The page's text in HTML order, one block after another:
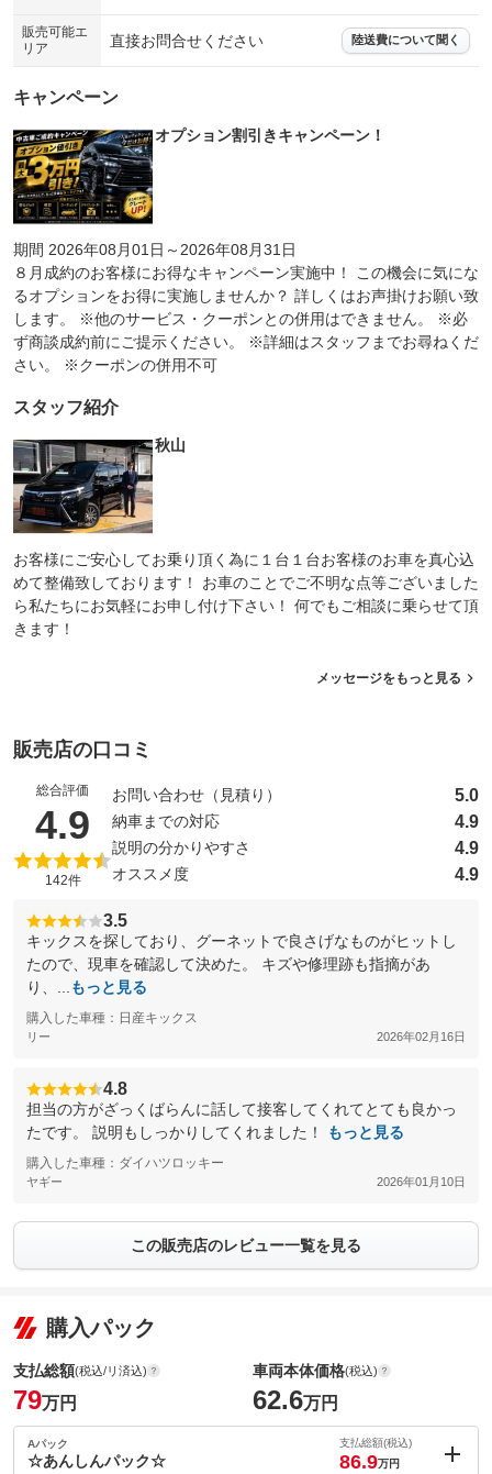
販売可能エ
リア
直接お問合せください 陸送費について聞く
キャンペーン
オプション割引きキャンペーン！
期間 2026年08月01日～2026年08月31日
８月成約のお客様にお得なキャンペーン実施中！ この機会に気にな
るオプションをお得に実施しませんか？ 詳しくはお声掛けお願い致
します。 ※他のサービス・クーポンとの併用はできません。 ※必
ず商談成約前にご提示ください。 ※詳細はスタッフまでお尋ねくだ
さい。 ※クーポンの併用不可
スタッフ紹介
秋山
お客様にご安心してお乗り頂く為に１台１台お客様のお車を真心込
めて整備致しております！ お車のことでご不明な点等ございました
ら私たちにお気軽にお申し付け下さい！ 何でもご相談に乗らせて頂
きます！
メッセージをもっと見る
販売店の口コミ
総合評価
4.9 （5点満点中）
142件
お問い合わせ（見積り） 5.0
納車までの対応 4.9
説明の分かりやすさ 4.9
オススメ度 4.9
3.5
キックスを探しており、グーネットで良さげなものがヒットし
たので、現車を確認して決めた。 キズや修理跡も指摘があ
り、...
もっと見る
購入した車種：日産キックス
リー 2026年02月16日
4.8
担当の方がざっくばらんに話して接客してくれてとても良かっ
たです。 説明もしっかりしてくれました！
もっと見る
購入した車種：ダイハツロッキー
ヤギー 2026年01月10日
この販売店のレビュー一覧を見る
購入パック
支払総額(税込/リ済込)
79万円
車両本体価格(税込)
62.6万円
Aパック
☆あんしんパック☆
支払総額(税込)
86.9万円